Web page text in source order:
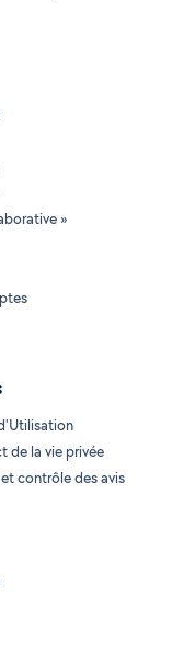
»
de la vie privée
contrôle des avis